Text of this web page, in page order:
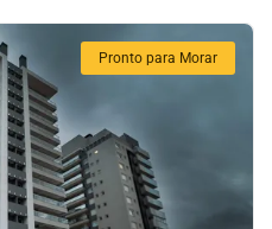
Pronto para Morar